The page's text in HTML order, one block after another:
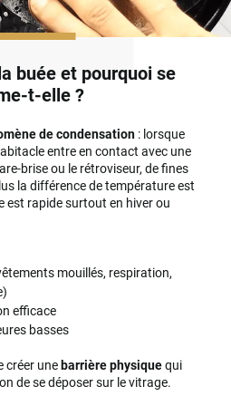
buée et pourquoi se
t-elle ?
de condensation : lorsque
entre en contact avec une
brise ou le rétroviseur, de fines
la différence de température est
est rapide surtout en hiver ou
mouillés, respiration,
efficace
basses
créer une barrière physiquequi
de se déposer sur le vitrage.